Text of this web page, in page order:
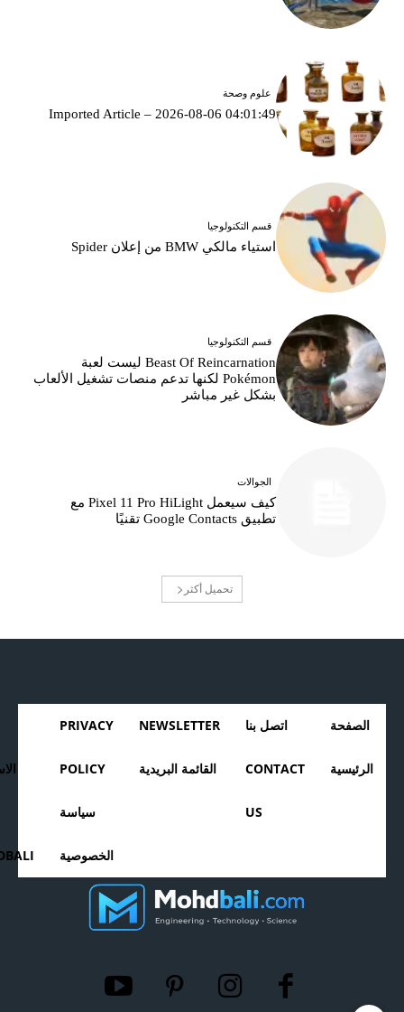
علوم وصحة
Imported Article – 2026-08-06 04:01:49
قسم التكنولوجيا
استياء مالكي BMW من إعلان Spider
قسم التكنولوجيا
Beast Of Reincarnation ليست لعبة
Pokémon لكنها تدعم منصات تشغيل الألعاب
بشكل غير مباشر
الجوالات
كيف سيعمل Pixel 11 Pro HiLight مع
تطبيق Google Contacts تقنيًا
تحميل أكثر
الصفحة
الرئيسية
اتصل بنا
CONTACT
US
NEWSLETTER
القائمة البريدية
PRIVACY
POLICY
سياسة
الخصوصية